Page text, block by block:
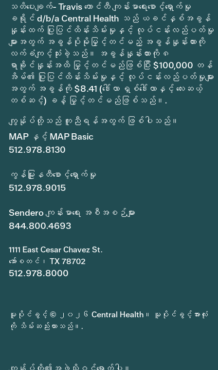
သတိပေးချက်- Travis ကောင်တီ ကျန်းမာရေးစောင့်ရှောက်မှု
ခရိုင် d/b/a Central Health သည် ယခင်နှစ်အခွန်
နှုန်းထက် ပြုပြင်ထိန်းသိမ်းမှုနှင့် လုပ်ငန်းလည်ပတ်မှု
များအတွက် အခွန်ပိုမိုမြှင့်တင်မည့် အခွန်နှုန်းထားကို
လက်ခံကျင့်သုံးခဲ့သည်။ အခွန်နှုန်းထားကို ၈
ရာခိုင်နှုန်းအထိ မြှင့်တင်မည်ဖြစ်ပြီး $100,000 တန်
အိမ်၏ ပြုပြင်ထိန်းသိမ်းမှုနှင့် လုပ်ငန်းလည်ပတ်မှုများ
အတွက် အခွန်ကို $8.41 (ဒေါ်လာ ရှစ်ဒေါ်လာနှင့် လေးဆယ့်
တစ်ဆင့်) ခန့် မြှင့်တင်မည်ဖြစ်သည်။.
ကျွန်ုပ်တို့သည် ကူညီရန်အတွက် ဖြစ်ပါသည်။
MAP နှင့် MAP Basic
512.978.8130
ကွန်မြူနတီစောင့်ရှောက်မှု
512.978.9015
Sendero ကျန်းမာရေး အစီအစဉ်များ
844.800.4693
1111 East Cesar Chavez St.
အော်စတင်၊ TX 78702
512.978.8000
မူပိုင်ခွင့် © ၂၀၂၆ Central Health။ မူပိုင်ခွင့်အားလုံး
ကို သိမ်းဆည်းထားသည်။.